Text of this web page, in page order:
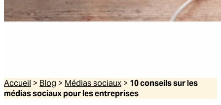
Accueil > Blog > Médias sociaux > 10 conseils sur les
médias sociaux pour les entreprises